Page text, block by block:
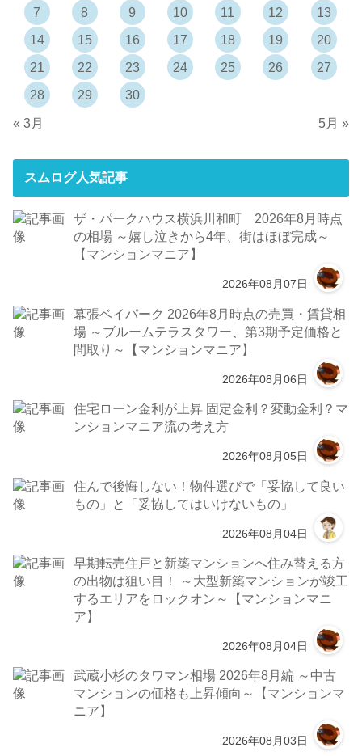
7
8 9 10 11 12
13
14
15 16 17 18 19
20
21
22 23 24 25 26
27
28
29
30
« 3月
5月 »
スムログ人気記事
ザ・パークハウス横浜川和町 2026年8月時点
の相場 ～嬉し泣きから4年、街はほぼ完成～
【マンションマニア】
2026年08月07日
幕張ベイパーク 2026年8月時点の売買・賃貸相
場 ～ブルームテラスタワー、第3期予定価格と
間取り～【マンションマニア】
2026年08月06日
住宅ローン金利が上昇 固定金利？変動金利？マ
ンションマニア流の考え方
2026年08月05日
住んで後悔しない！物件選びで「妥協して良い
もの」と「妥協してはいけないもの」
2026年08月04日
早期転売住戸と新築マンションへ住み替える方
の出物は狙い目！ ～大型新築マンションが竣工
するエリアをロックオン～【マンションマニ
ア】
2026年08月04日
武蔵小杉のタワマン相場 2026年8月編 ～中古
マンションの価格も上昇傾向～【マンションマ
ニア】
2026年08月03日